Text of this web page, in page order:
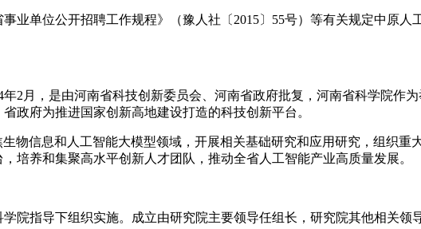
业单位公开招聘工作规程》（豫人社〔2015〕55号）等有关规定中原
2月，是由河南省科技创新委员会、河南省政府批复，河南省科学院作
政府为推进国家创新高地建设打造的科技创新平台。
物信息和人工智能大模型领域，开展相关基础研究和应用研究，组织
培养和集聚高水平创新人才团队，推动全省人工智能产业高质量发展。
院指导下组织实施。成立由研究院主要领导任组长，研究院其他相关